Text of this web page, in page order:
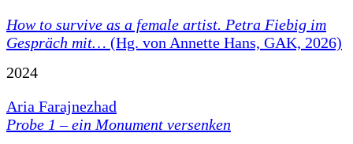
How to survive as a female artist. Petra Fiebig im
Gespräch mit… (Hg. von Annette Hans, GAK, 2026)
2024
Aria Farajnezhad
Probe 1 – ein Monument versenken